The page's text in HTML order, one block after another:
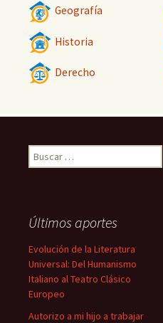
Geografía
Historia
Derecho
Buscar:
Últimos aportes
Evolución de la Literatura
Universal: Del Humanismo
Italiano al Teatro Clásico
Europeo
Autorizo a mi hijo a trabajar